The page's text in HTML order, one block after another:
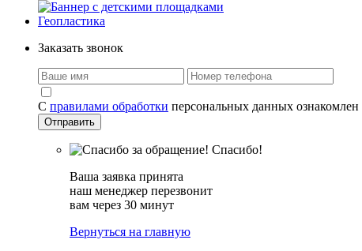
Геопластика
Заказать звонок
С правилами обработки персональных данных ознакомлен
Спасибо!
Ваша заявка принята
наш менеджер перезвонит
вам через 30 минут
Вернуться на главную